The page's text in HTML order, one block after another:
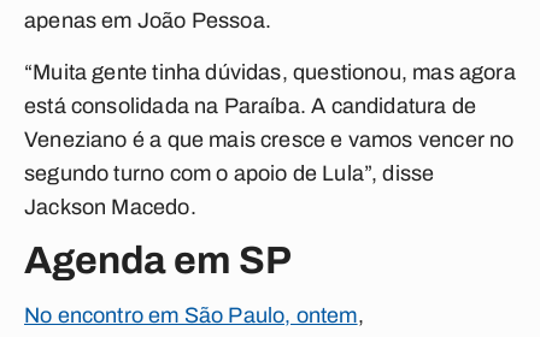
apenas em João Pessoa.
“Muita gente tinha dúvidas, questionou, mas agora
está consolidada na Paraíba. A candidatura de
Veneziano é a que mais cresce e vamos vencer no
segundo turno com o apoio de Lula”, disse
Jackson Macedo.
Agenda em SP
No encontro em São Paulo, ontem,